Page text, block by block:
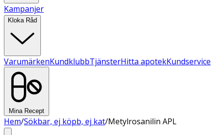
Kampanjer
Kloka Råd
VarumärkenKundklubbTjänsterHitta apotekKundservice
Mina Recept
Hem/Sökbar, ej köpb, ej kat/Metylrosanilin APL